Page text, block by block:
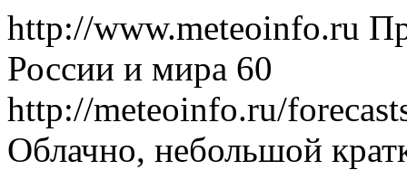
http://www.meteoinfo.ru
России и мира 60
http://meteoinfo.ru/
Облачно, небольшой